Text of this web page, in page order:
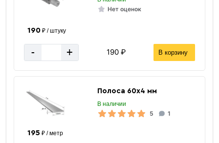
Нет оценок
190₽ / штуку
- + 190 ₽ В корзину
Полоса 60х4 мм
В наличии
5 1
195 ₽ / метр